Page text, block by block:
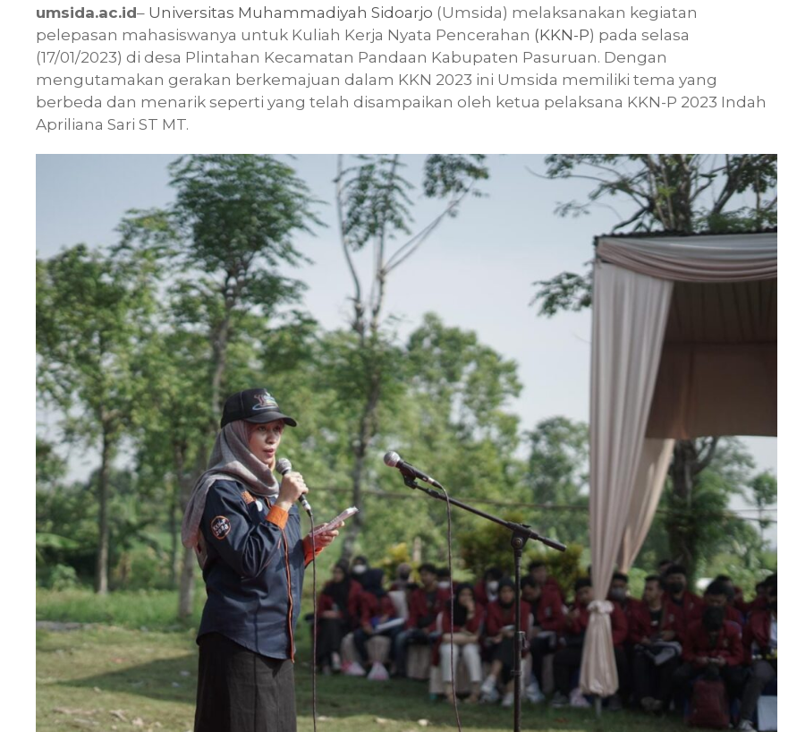
umsida.ac.id– Universitas Muhammadiyah Sidoarjo (Umsida) melaksanakan kegiatan
pelepasan mahasiswanya untuk Kuliah Kerja Nyata Pencerahan (KKN-P) pada selasa
(17/01/2023) di desa Plintahan Kecamatan Pandaan Kabupaten Pasuruan. Dengan
mengutamakan gerakan berkemajuan dalam KKN 2023 ini Umsida memiliki tema yang
berbeda dan menarik seperti yang telah disampaikan oleh ketua pelaksana KKN-P 2023 Indah
Apriliana Sari ST MT.